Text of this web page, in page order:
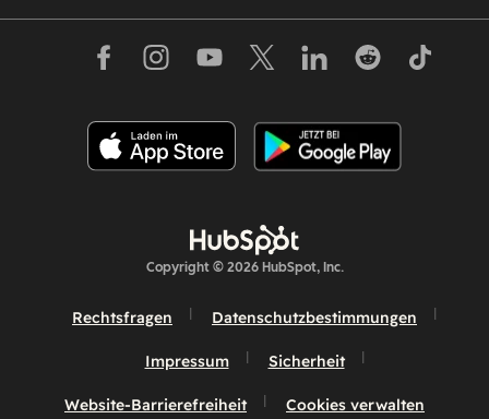
Copyright © 2026 HubSpot, Inc.
Rechtsfragen Datenschutzbestimmungen
Impressum Sicherheit
Website-Barrierefreiheit Cookies verwalten